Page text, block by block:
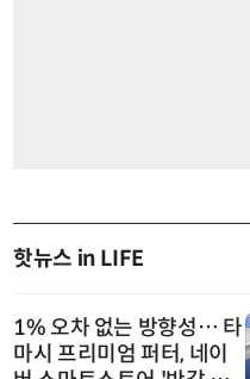
핫뉴스 in LIFE
1% 오차 없는 방향성… 타
마시 프리미엄 퍼터, 네이